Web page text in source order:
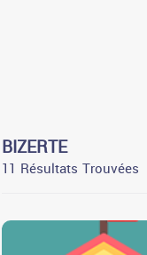
BIZERTE
11 Résultats Trouvées